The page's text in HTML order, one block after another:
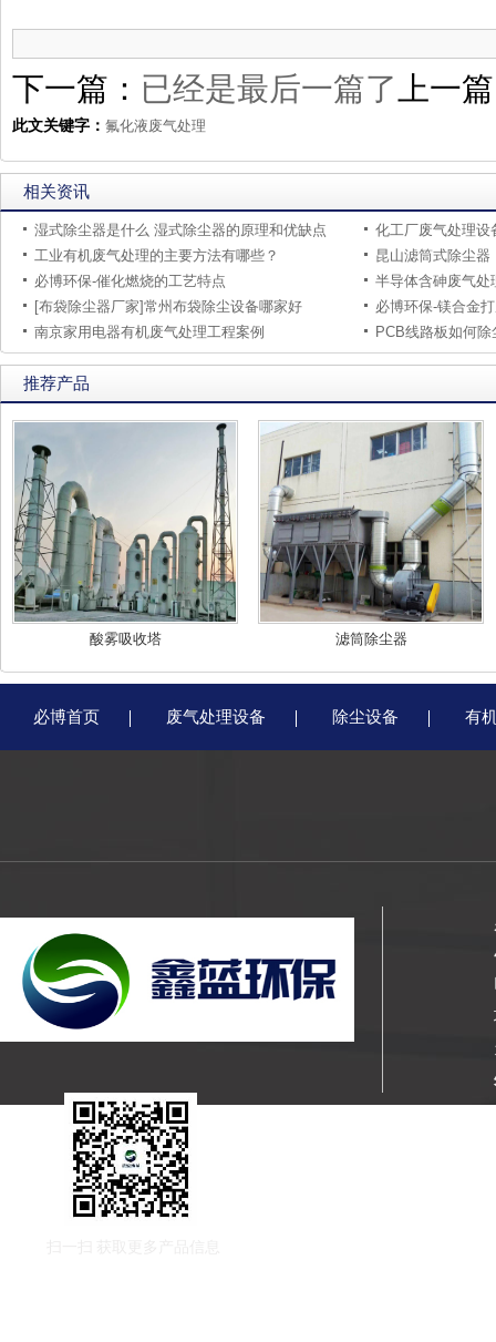
下一篇： 已经是最后一篇了 上一
此文关键字： 氟化液废气处理
相关资讯
湿式除尘器是什么 湿式除尘器的原理和优缺点
化工厂废气处理设
工业有机废气处理的主要方法有哪些？
昆山滤筒式除尘
必博环保-催化燃烧的工艺特点
半导体含砷废气处
[布袋除尘器厂家]常州布袋除尘设备哪家好
必博环保-镁合金
南京家用电器有机废气处理工程案例
PCB线路板如何除
推荐产品
酸雾吸收塔 滤筒除尘器
必博首页 废气处理设备 除尘设备 有